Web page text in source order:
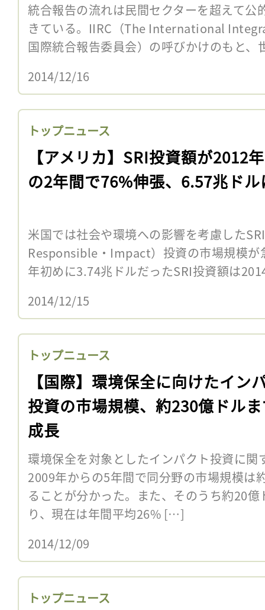
統合報告の流れは民間セクターを超えて公
きている。IIRC（The International
国際統合報告委員会）の呼びかけのもと
2014/12/16
トップニュース
【アメリカ】SRI投資額が2012
の2年間で76%伸張、6.57兆ドル
米国では社会や環境への影響を考慮した
Responsible・Impact）投資の市場規模が
年初めに3.74兆ドルだったSRI投資額は
2014/12/15
トップニュース
【国際】環境保全に向けたイン
投資の市場規模、約230億ドル
成長
環境保全を対象としたインパクト投資に関
2009年からの5年間で同分野の市場規模は
ることが分かった。また、そのうち約20
り、現在は年間平均26% […]
2014/12/09
トップニュース